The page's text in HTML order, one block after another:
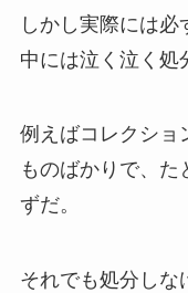
しかし実際には必
中には泣く泣く処
例えばコレクショ
ものばかりで、
ずだ。
それでも処分しな